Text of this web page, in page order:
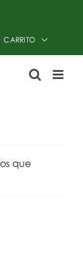
CARRITO
que